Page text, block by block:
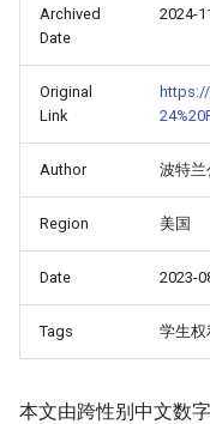
Archived
Date
2024-
Original
Link
Author 波特兰
Region 美国
Date 2023-
Tags 学生权
本文由跨性别中文数